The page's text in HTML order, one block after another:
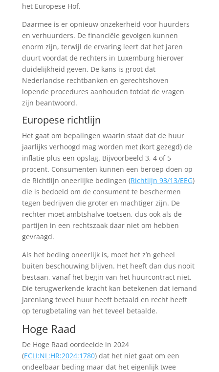
het Europese Hof.
Daarmee is er opnieuw onzekerheid voor huurders
en verhuurders. De financiële gevolgen kunnen
enorm zijn, terwijl de ervaring leert dat het jaren
duurt voordat de rechters in Luxemburg hierover
duidelijkheid geven. De kans is groot dat
Nederlandse rechtbanken en gerechtshoven
lopende procedures aanhouden totdat de vragen
zijn beantwoord.
Europese richtlijn
Het gaat om bepalingen waarin staat dat de huur
jaarlijks verhoogd mag worden met (kort gezegd) de
inflatie plus een opslag. Bijvoorbeeld 3, 4 of 5
procent. Consumenten kunnen een beroep doen op
de Richtlijn oneerlijke bedingen (Richtlijn 93/13/EEG)
die is bedoeld om de consument te beschermen
tegen bedrijven die groter en machtiger zijn. De
rechter moet ambtshalve toetsen, dus ook als de
partijen in een rechtszaak daar niet om hebben
gevraagd.
Als het beding oneerlijk is, moet het z’n geheel
buiten beschouwing blijven. Het heeft dan dus nooit
bestaan, vanaf het begin van het huurcontract niet.
Die terugwerkende kracht kan betekenen dat iemand
jarenlang teveel huur heeft betaald en recht heeft
op terugbetaling van het teveel betaalde.
Hoge Raad
De Hoge Raad oordeelde in 2024
(ECLI:NL:HR:2024:1780) dat het niet gaat om een
ondeelbaar beding maar dat het eigenlijk twee